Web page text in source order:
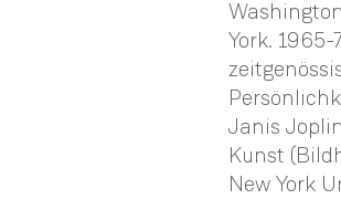
York.
Janis
Kunst
New York